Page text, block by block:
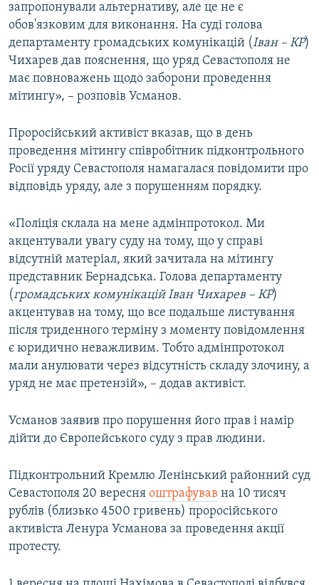
запропонували альтернативу, але це не є
обов'язковим для виконання. На суді голова
департаменту громадських комунікацій (Іван – КР)
Чихарев дав пояснення, що уряд Севастополя не
має повноважень щодо заборони проведення
мітингу», – розповів Усманов.
Проросійський активіст вказав, що в день
проведення мітингу співробітник підконтрольного
Росії уряду Севастополя намагалася повідомити про
відповідь уряду, але з порушенням порядку.
«Поліція склала на мене адмінпротокол. Ми
акцентували увагу суду на тому, що у справі
відсутній матеріал, який зачитала на мітингу
представник Бернадська. Голова департаменту
(громадських комунікацій Іван Чихарев – КР)
акцентував на тому, що все подальше листування
після триденного терміну з моменту повідомлення
є юридично неважливим. Тобто адмінпротокол
мали анулювати через відсутність складу злочину, а
уряд не має претензій», – додав активіст.
Усманов заявив про порушення його прав і намір
дійти до Європейського суду з прав людини.
Підконтрольний Кремлю Ленінський районний суд
Севастополя 20 вересня оштрафував на 10 тисяч
рублів (близько 4500 гривень) проросійського
активіста Ленура Усманова за проведення акції
протесту.